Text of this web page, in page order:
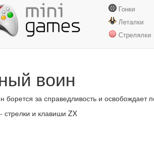
Гонки
Леталки
Стрелялки
воин
борется за справедливость и освобождает
стрелки и клавиши ZX